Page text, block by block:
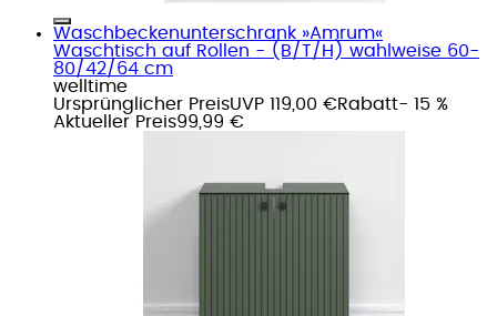
Waschbeckenunterschrank »Amrum«
Waschtisch auf Rollen - (B/T/H) wahlweise 60-
80/42/64 cm
welltime
Ursprünglicher PreisUVP 119,00 €Rabatt- 15 %
Aktueller Preis99,99 €